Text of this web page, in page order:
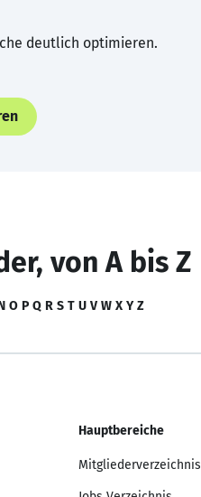
deutlich optimieren.
von A bis Z
O P Q R S T U V W X Y Z
Hauptbereiche
Mitgliederverzeichnis